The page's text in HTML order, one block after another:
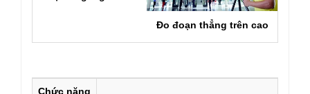
Đo đoạn thẳng trên cao
Chức năng